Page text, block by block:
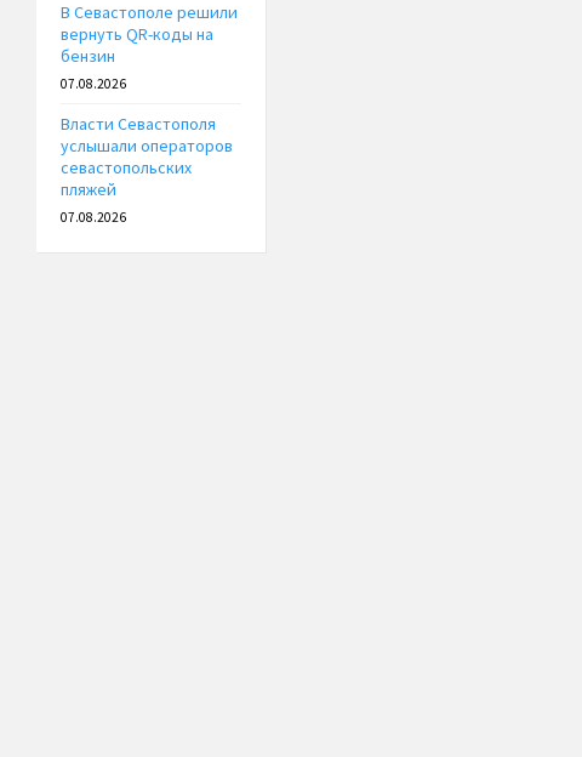
В Севастополе решили
вернуть QR-коды на
бензин
07.08.2026
Власти Севастополя
услышали операторов
севастопольских
пляжей
07.08.2026